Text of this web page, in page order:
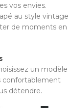
vos envies.
au style vintage
de moments en
un modèle
confortablement
détendre.